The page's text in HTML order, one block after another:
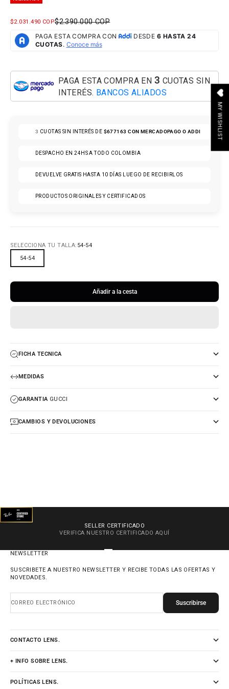
PRECIO DE OFERTA
$2.031.490 COPPRECIO NORMAL
$2.390.000 COP
PAGA ESTA COMPRA EN 3 CUOTAS SIN
INTERÉS. BANCOS ALIADOS
3 CUOTAS SIN INTERÉS DE $677163CON MERCADOPAGO O ADDI
DESPACHO EN 24HS A TODO COLOMBIA
DEVUELVE GRATIS HASTA 10 DÍAS LUEGO DE RECIBIRLOS
PRODUCTOS ORIGINALES Y CERTIFICADOS
SELECCIONA TU TALLA: 54-54
54-54
Añadir a la cesta
FICHA TECNICA
MEDIDAS
GARANTIAGUCCI
CAMBIOS Y DEVOLUCIONES
SELLER CERTIFICADO
VERIFICA NUESTRO CERTIFICADO AQUÍ
NEWSLETTER
SUSCRIBETE A NUESTRO NEWSLETTER Y RECIBE TODAS LAS OFERTAS Y
NOVEDADES.
CORREO ELECTRÓNICO Suscribirse
CONTACTO LENS.
+ INFO SOBRE LENS.
POLÍTICAS LENS.
MY WISHLIST